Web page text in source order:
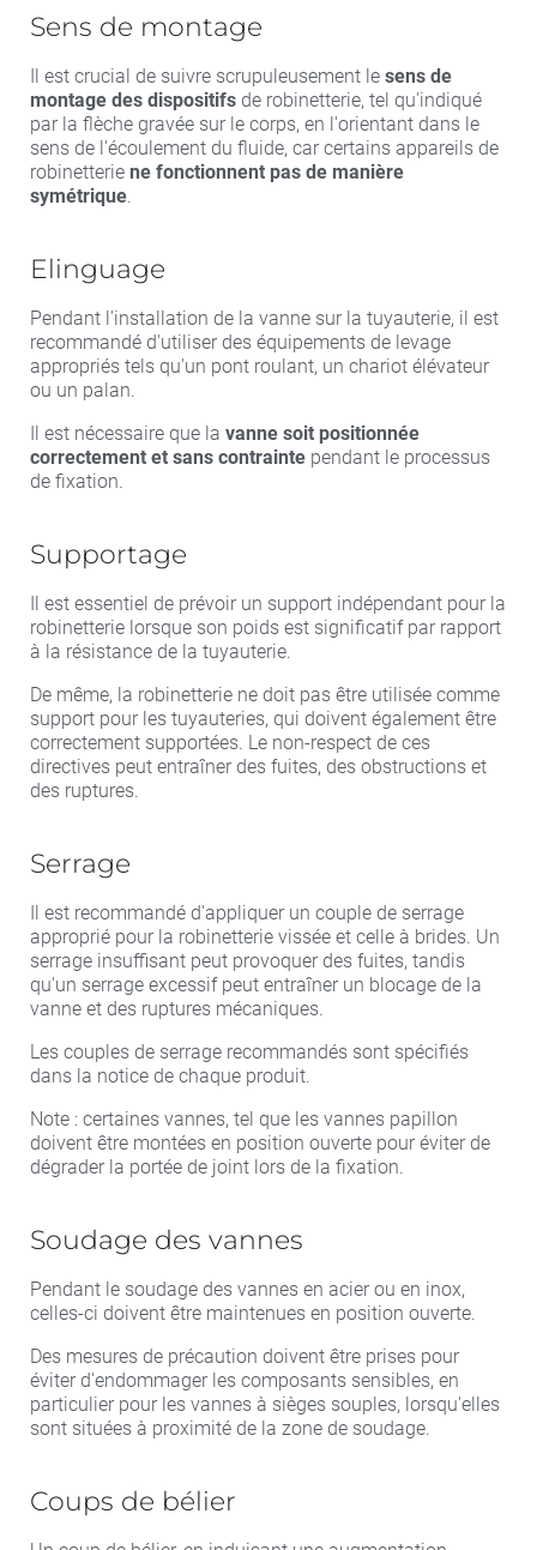
Sens de montage
Il est crucial de suivre scrupuleusement le sens de
montage des dispositifs de robinetterie, tel qu'indiqué
par la flèche gravée sur le corps, en l'orientant dans le
sens de l'écoulement du fluide, car certains appareils de
robinetterie ne fonctionnent pas de manière
symétrique.
Elinguage
Pendant l'installation de la vanne sur la tuyauterie, il est
recommandé d'utiliser des équipements de levage
appropriés tels qu'un pont roulant, un chariot élévateur
ou un palan.
Il est nécessaire que la vanne soit positionnée
correctement et sans contrainte pendant le processus
de fixation.
Supportage
Il est essentiel de prévoir un support indépendant pour la
robinetterie lorsque son poids est significatif par rapport
à la résistance de la tuyauterie.
De même, la robinetterie ne doit pas être utilisée comme
support pour les tuyauteries, qui doivent également être
correctement supportées. Le non-respect de ces
directives peut entraîner des fuites, des obstructions et
des ruptures.
Serrage
Il est recommandé d'appliquer un couple de serrage
approprié pour la robinetterie vissée et celle à brides. Un
serrage insuffisant peut provoquer des fuites, tandis
qu'un serrage excessif peut entraîner un blocage de la
vanne et des ruptures mécaniques.
Les couples de serrage recommandés sont spécifiés
dans la notice de chaque produit.
Note : certaines vannes, tel que les vannes papillon
doivent être montées en position ouverte pour éviter de
dégrader la portée de joint lors de la fixation.
Soudage des vannes
Pendant le soudage des vannes en acier ou en inox,
celles-ci doivent être maintenues en position ouverte.
Des mesures de précaution doivent être prises pour
éviter d'endommager les composants sensibles, en
particulier pour les vannes à sièges souples, lorsqu'elles
sont situées à proximité de la zone de soudage.
Coups de bélier